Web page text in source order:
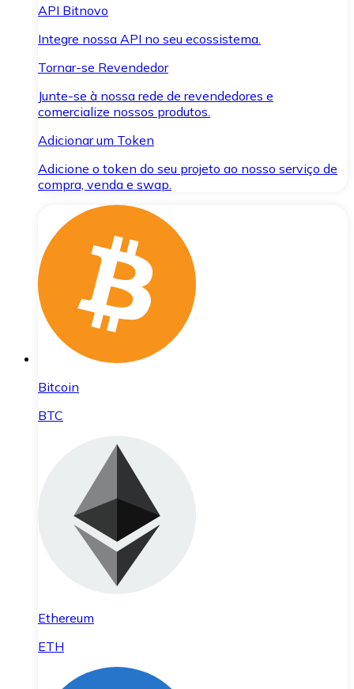
API Bitnovo
Integre nossa API no seu ecossistema.
Tornar-se Revendedor
Junte-se à nossa rede de revendedores e
comercialize nossos produtos.
Adicionar um Token
Adicione o token do seu projeto ao nosso serviço de
compra, venda e swap.
Bitcoin
BTC
Ethereum
ETH